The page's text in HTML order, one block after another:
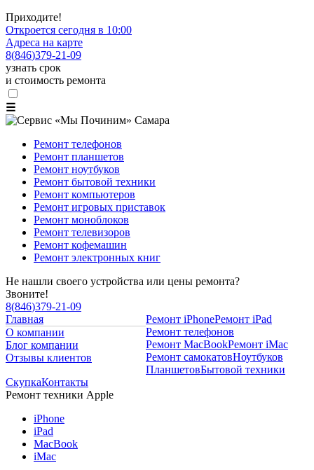
Приходите!
Откроется сегодня в 10:00
Адреса на карте
8(846)379-21-09
узнать срок
и стоимость ремонта
☰
Ремонт телефонов
Ремонт планшетов
Ремонт ноутбуков
Ремонт бытовой техники
Ремонт компьютеров
Ремонт игровых приставок
Ремонт моноблоков
Ремонт телевизоров
Ремонт кофемашин
Ремонт электронных книг
Не нашли своего устройства или цены ремонта?
Звоните!
8(846)379-21-09
Главная
О компании
Блог компании
Отзывы клиентов
Ремонт iPhoneРемонт iPad
Ремонт телефонов
Ремонт MacBookРемонт iMac
Ремонт самокатовНоутбуков
ПланшетовБытовой техники
СкупкаКонтакты
Ремонт техники Apple
iPhone
iPad
MacBook
iMac